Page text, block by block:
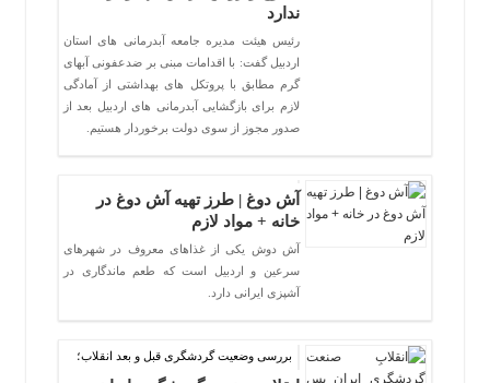
ندارد
رئیس هیئت مدیره جامعه آبدرمانی های استان
اردبیل گفت: با اقدامات مبنی بر ضدعفونی آبهای
گرم مطابق با پروتکل های بهداشتی از آمادگی
لازم برای بازگشایی آبدرمانی های اردبیل بعد از
صدور مجوز از سوی دولت برخوردار هستیم.
آش دوغ | طرز تهیه آش دوغ در
خانه + مواد لازم
آش دوش یکی از غذاهای معروف در شهرهای
سرعین و اردبیل است که طعم ماندگاری در
آشپزی ایرانی دارد.
بررسی وضعیت گردشگری قبل و بعد انقلاب؛